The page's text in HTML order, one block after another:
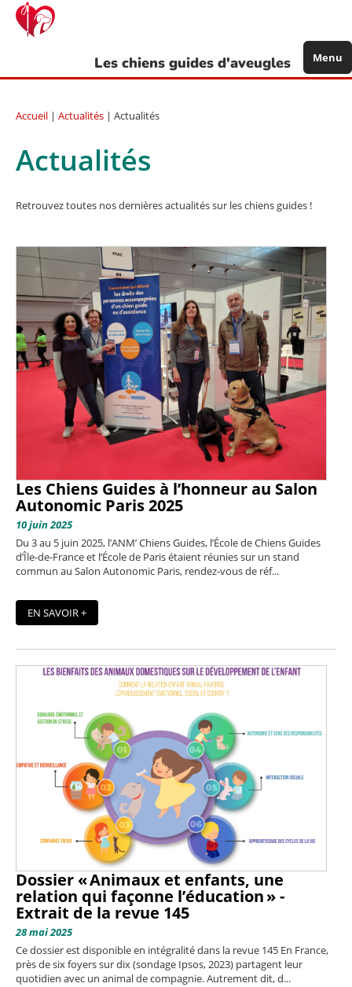
Aller
contenu
Les chiens guides d'aveugles Menu
Accueil | Actualités | Actualités
Actualités
Retrouvez toutes nos dernières actualités sur les chiens guides !
Les Chiens Guides à l’honneur au Salon
Autonomic Paris 2025
10 juin 2025
Du 3 au 5 juin 2025, l’ANM’ Chiens Guides, l’École de Chiens Guides
d’Île-de-France et l’École de Paris étaient réunies sur un stand
commun au Salon Autonomic Paris, rendez-vous de réf...
EN SAVOIR +
Dossier « Animaux et enfants, une
relation qui façonne l’éducation » -
Extrait de la revue 145
28 mai 2025
Ce dossier est disponible en intégralité dans la revue 145 En France,
près de six foyers sur dix (sondage Ipsos, 2023) partagent leur
quotidien avec un animal de compagnie. Autrement dit, d...